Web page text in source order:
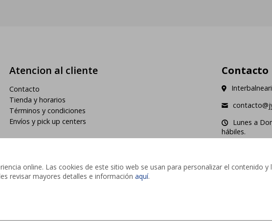
online. Las cookies de este sitio web se usan para personalizar el contenido
revisar mayores detalles e información aquí.
Atencion al cliente
Contacto
Tienda y horarios
Términos y condiciones
Envíos y pick up centers
Contacto
Lunes a
hábiles.